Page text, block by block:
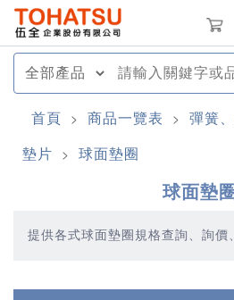
首頁 > 商品一覽表 > 彈簧
墊片 > 球面墊圈
球面墊
提供各式球面墊圈規格查詢、詢價
深耕模具產業多年，秉持著優質